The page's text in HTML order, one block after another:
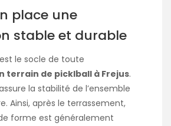
place une
stable et durable
le socle de toute
terrain de picklball à Frejus.
la stabilité de l’ensemble
Ainsi, après le terrassement,
forme est généralement